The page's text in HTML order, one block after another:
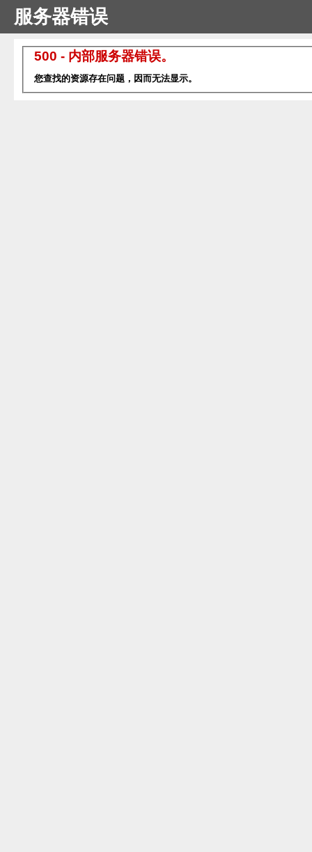
服务器错误
500 - 内部服务器错误。
您查找的资源存在问题，因而无法显示。